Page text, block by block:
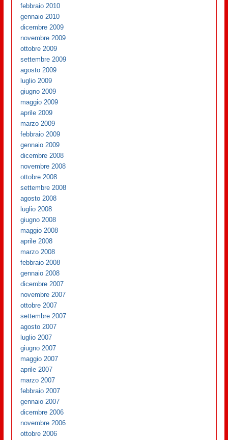
febbraio 2010
gennaio 2010
dicembre 2009
novembre 2009
ottobre 2009
settembre 2009
agosto 2009
luglio 2009
giugno 2009
maggio 2009
aprile 2009
marzo 2009
febbraio 2009
gennaio 2009
dicembre 2008
novembre 2008
ottobre 2008
settembre 2008
agosto 2008
luglio 2008
giugno 2008
maggio 2008
aprile 2008
marzo 2008
febbraio 2008
gennaio 2008
dicembre 2007
novembre 2007
ottobre 2007
settembre 2007
agosto 2007
luglio 2007
giugno 2007
maggio 2007
aprile 2007
marzo 2007
febbraio 2007
gennaio 2007
dicembre 2006
novembre 2006
ottobre 2006